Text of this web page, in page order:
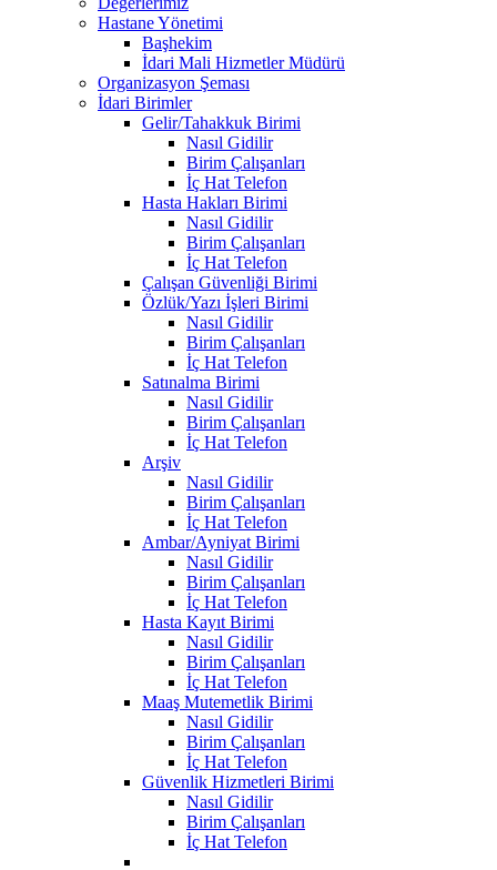
Hastane Yönetimi
Başhekim
İdari Mali Hizmetler Müdürü
Organizasyon Şeması
İdari Birimler
Gelir/Tahakkuk Birimi
Nasıl Gidilir
Birim Çalışanları
İç Hat Telefon
Hasta Hakları Birimi
Nasıl Gidilir
Birim Çalışanları
İç Hat Telefon
Çalışan Güvenliği Birimi
Özlük/Yazı İşleri Birimi
Nasıl Gidilir
Birim Çalışanları
İç Hat Telefon
Satınalma Birimi
Nasıl Gidilir
Birim Çalışanları
İç Hat Telefon
Arşiv
Nasıl Gidilir
Birim Çalışanları
İç Hat Telefon
Ambar/Ayniyat Birimi
Nasıl Gidilir
Birim Çalışanları
İç Hat Telefon
Hasta Kayıt Birimi
Nasıl Gidilir
Birim Çalışanları
İç Hat Telefon
Maaş Mutemetlik Birimi
Nasıl Gidilir
Birim Çalışanları
İç Hat Telefon
Güvenlik Hizmetleri Birimi
Nasıl Gidilir
Birim Çalışanları
İç Hat Telefon